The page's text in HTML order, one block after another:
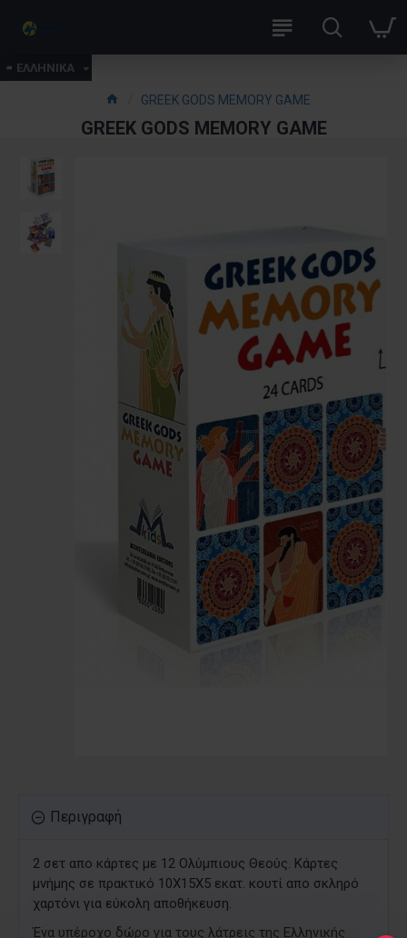
ΕΛΛΗΝΙΚΑ
GREEK GODS MEMORY GAME
GREEK GODS MEMORY GAME
Περιγραφή
2 σετ απο κάρτες με 12 Ολύμπιους Θεούς. Κάρτες
μνήμης σε πρακτικό 10Χ15Χ5 εκατ. κουτί απο σκληρό
χαρτόνι για εύκολη αποθήκευση.
Ένα υπέροχο δώρο για τους λάτρεις της Ελληνικής